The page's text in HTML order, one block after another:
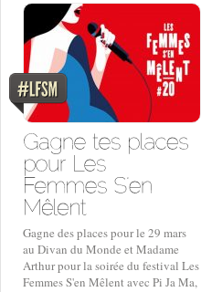
Gagne des places pour le 29 mars
au Divan du Monde et Madame
Arthur pour la soirée du festival Les
Femmes S'en Mêlent avec Pi Ja Ma,